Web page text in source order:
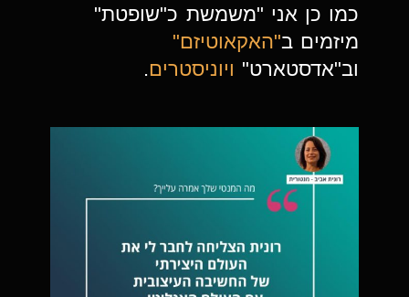
כמו כן אני "משמשת כ"שופטת"
מיזמים ב"האקאוטיזם"
וב"אדסטארט" ויוניסטרים.